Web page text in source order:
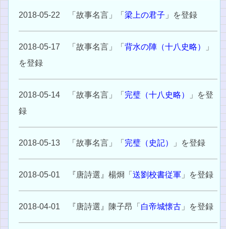
2018-05-22 「故事名言」「梁上の君子 」を登録
2018-05-17 「故事名言」「背水の陣（十八史略）
」
を登録
2018-05-14 「故事名言」「 完璧（十八史略）
」を登
録
2018-05-13 「故事名言」「 完璧（史記） 」を登録
2018-05-01 『唐詩選』楊烱「送劉校書従軍 」を登録
2018-04-01 『唐詩選』陳子昂「 白帝城懐古 」を登録